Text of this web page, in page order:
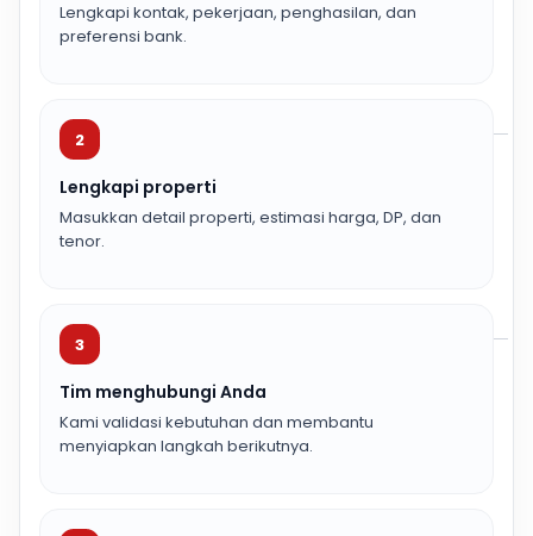
Lengkapi kontak, pekerjaan, penghasilan, dan
preferensi bank.
2
Lengkapi properti
Masukkan detail properti, estimasi harga, DP, dan
tenor.
3
Tim menghubungi Anda
Kami validasi kebutuhan dan membantu
menyiapkan langkah berikutnya.